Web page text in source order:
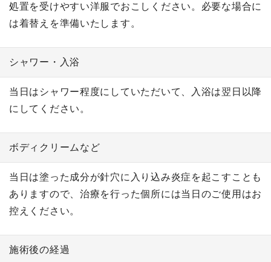
処置を受けやすい洋服でおこしください。必要な場合に
は着替えを準備いたします。
シャワー・入浴
当日はシャワー程度にしていただいて、入浴は翌日以降
にしてください。
ボディクリームなど
当日は塗った成分が針穴に入り込み炎症を起こすことも
ありますので、治療を行った個所には当日のご使用はお
控えください。
施術後の経過